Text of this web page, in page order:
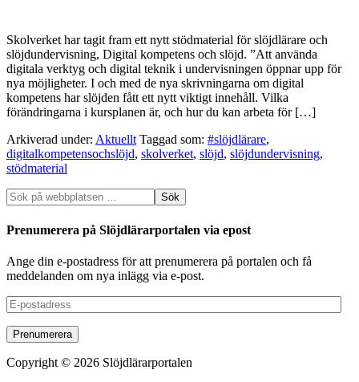
Skolverket har tagit fram ett nytt stödmaterial för slöjdlärare och
slöjdundervisning, Digital kompetens och slöjd. ”Att använda
digitala verktyg och digital teknik i undervisningen öppnar upp för
nya möjligheter. I och med de nya skrivningarna om digital
kompetens har slöjden fått ett nytt viktigt innehåll. Vilka
förändringarna i kursplanen är, och hur du kan arbeta för […]
Arkiverad under: Aktuellt Taggad som: #slöjdlärare,
digitalkompetensochslöjd, skolverket, slöjd, slöjdundervisning,
stödmaterial
Prenumerera på Slöjdlärarportalen via epost
Ange din e-postadress för att prenumerera på portalen och få
meddelanden om nya inlägg via e-post.
E-
postadress
Copyright © 2026 Slöjdlärarportalen